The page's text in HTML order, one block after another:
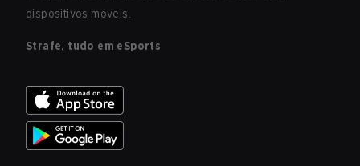
dispositivos móveis.
Strafe, tudo em eSports